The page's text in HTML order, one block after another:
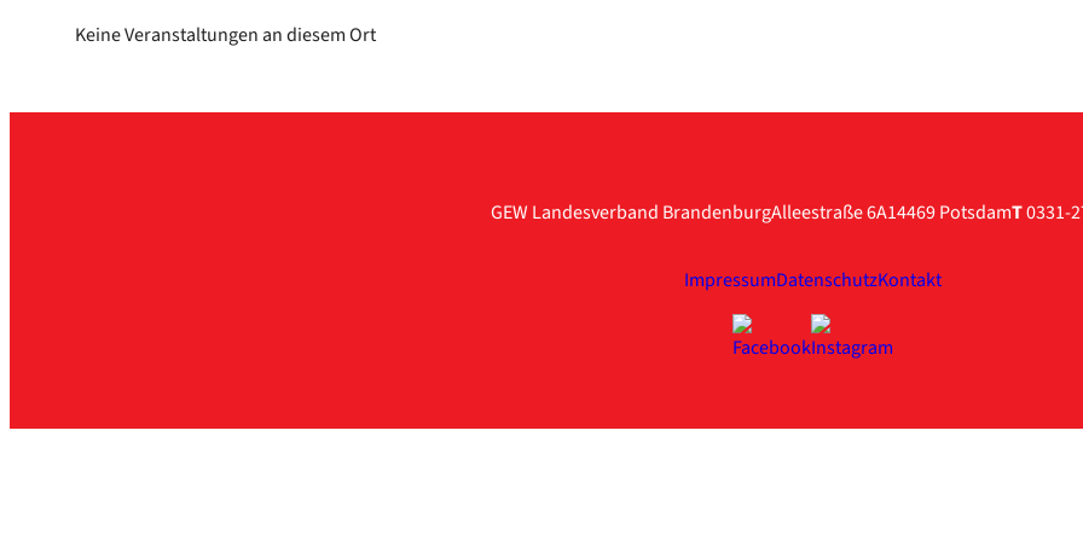
Kei­ne Ver­an­stal­tun­gen an die­sem Ort
GEW Landesverband BrandenburgAlleestraße 6A14469 PotsdamT0331-
ImpressumDatenschutzKontakt